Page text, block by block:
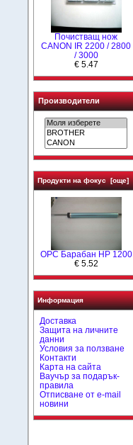
Почистващ нож
CANON IR 2200 / 2800
/ 3000
€ 5.47
Производители
Продукти на фокус [още]
OPC Барабан HP 1200
€ 5.52
Информация
Доставка
Защита на личните
данни
Условия за ползване
Контакти
Карта на сайта
Ваучър за подарък-
правила
Отписване от e-mail
новини